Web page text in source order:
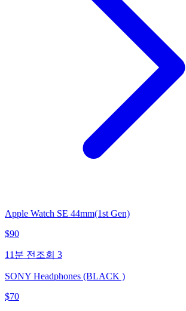
Apple Watch SE 44mm(1st Gen)
$90
11분 전 조회 3
SONY Headphones (BLACK )
$70